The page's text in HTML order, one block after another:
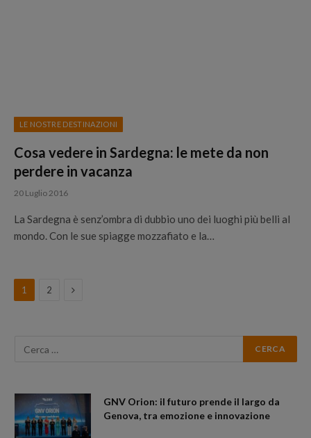
LE NOSTRE DESTINAZIONI
Cosa vedere in Sardegna: le mete da non
perdere in vacanza
20 Luglio 2016
La Sardegna è senz’ombra di dubbio uno dei luoghi più belli al
mondo. Con le sue spiagge mozzafiato e la…
1 2 Next
GNV Orion: il futuro prende il largo da
Genova, tra emozione e innovazione